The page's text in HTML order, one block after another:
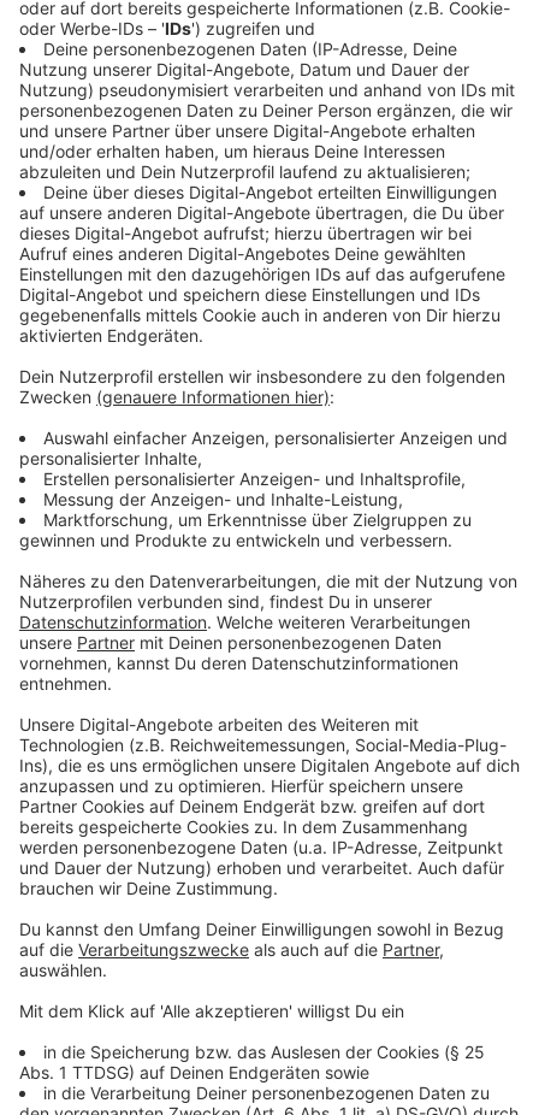
neue Zustell-Stützpunkt ersetzt den bisherigen
Standort in Opladen, der inzwischen geschlossen
wurde. Nach Angaben der Post bietet das neue
Gebäude deutlich mehr Platz und bessere
Arbeitsbedingungen. Außerdem ist die gesamte Halle
ebenerdig und mit zahlreichen Lademöglichkeiten für
Elektrofahrzeuge ausgestattet. Ein weiterer Vorteil: In
vielen Bereichen können Briefe und Pakete jetzt
gemeinsam zugestellt werden. Das betrifft Haushalte
in sieben Leverkusener Stadtteilen, deren
Postleitzahlen auf77,79oder81enden.
180.000 Sendungen pro Woche
Anzeige
neuen Standort täglich Briefe und Pakete, bevor sie an
knapp 45.000 Haushalte ausgeliefert werden.
Insgesamt verteilt die Deutsche Post in Quettingen
nach eigenen Angaben rund180.000 Sendungen pro
Der Standort in Wiesdorf bleibt weiterhin bestehen.
Perspektivisch sucht die Deutsche Post jedoch auch
dafür einen neuen Standort. Das Unternehmen
bezeichnet die Investition in Quettingen als wichtigen
Schritt für die Zukunft, da die Zahl der
Paketsendungen in den vergangenen Jahren deutlich
gestiegen ist.
Anzeige
Weitere Meldungen aus Leverkusen
Anzeige